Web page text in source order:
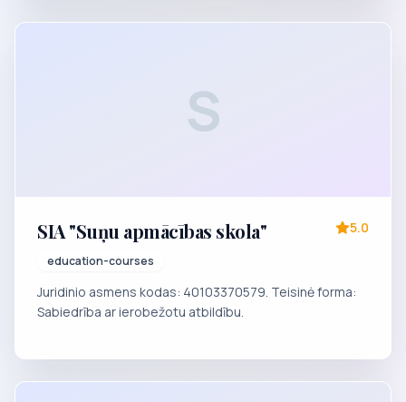
S
SIA "Suņu apmācības skola"
education-courses
5.0
Juridinio asmens kodas: 40103370579. Teisinė forma:
Sabiedrība ar ierobežotu atbildību.